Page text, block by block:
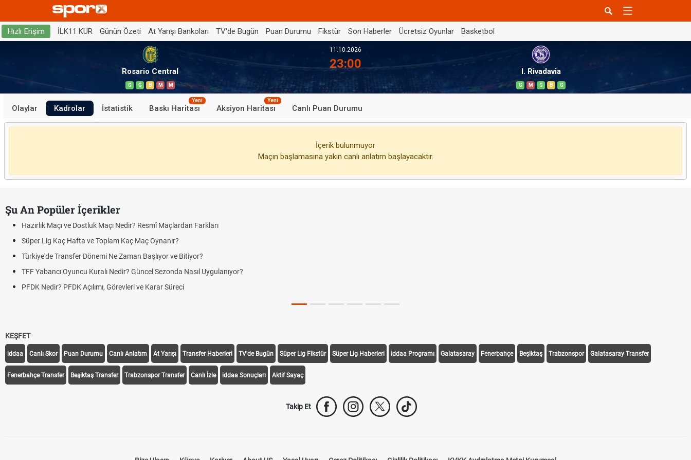
Hızlı Erişim İLK11 KUR Günün Özeti At Yarışı Bankoları TV'de Bugün Puan Durumu Fikstür Son Haberler Ücretsiz Oyunlar Basketbol
Rosario Central
G G B M M
11.10.2026
23:00
I. Rivadavia
G M G B G
Olaylar Kadrolar İstatistik Baskı Haritası
Yeni
Aksiyon Haritası
Yeni
Canlı Puan Durumu
İçerik bulunmuyor
Maçın başlamasına yakın canlı anlatım başlayacaktır.
Şu An Popüler İçerikler
Hazırlık Maçı ve Dostluk Maçı Nedir? Resmî Maçlardan Farkları
Süper Lig Kaç Hafta ve Toplam Kaç Maç Oynanır?
Türkiye'de Transfer Dönemi Ne Zaman Başlıyor ve Bitiyor?
TFF Yabancı Oyuncu Kuralı Nedir? Güncel Sezonda Nasıl Uygulanıyor?
PFDK Nedir? PFDK Açılımı, Görevleri ve Karar Süreci
KEŞFET
iddaa Canlı Skor Puan Durumu Canlı Anlatım At Yarışı Transfer Haberleri TV'de Bugün Süper Lig Fikstür Süper Lig Haberleri iddaa Programı Galatasaray Fenerbahçe Beşiktaş Trabzonspor Galatasaray Transfer
Fenerbahçe Transfer Beşiktaş Transfer Trabzonspor Transfer Canlı İzle iddaa Sonuçları Aktif Sayaç
Takip Et